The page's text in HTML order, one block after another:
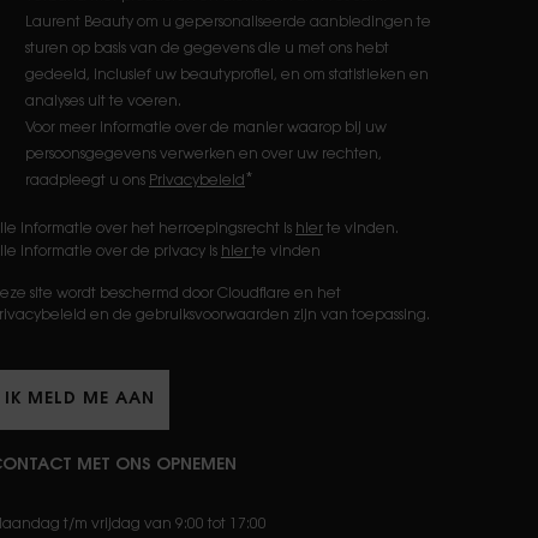
Laurent Beauty om u gepersonaliseerde aanbiedingen te
sturen op basis van de gegevens die u met ons hebt
gedeeld, inclusief uw beautyprofiel, en om statistieken en
analyses uit te voeren.
Voor meer informatie over de manier waarop bij uw
persoonsgegevens verwerken en over uw rechten,
raadpleegt u ons Privacybeleid *
informatie over het herroepingsrecht is hier te vinden.
informatie over de privacy is hier te vinden
site wordt beschermd door Cloudflare en het
en de gebruiksvoorwaarden zijn van toepassing.
IK MELD ME AAN
MET ONS OPNEMEN
t/m vrijdag van 9:00 tot 17:00